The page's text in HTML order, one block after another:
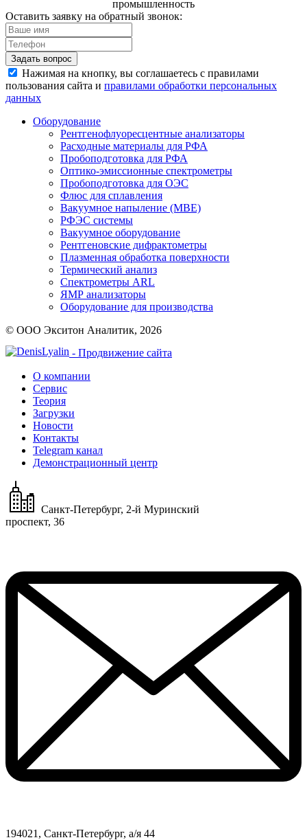
промышленность
Оставить заявку на обратный звонок:
Задать вопрос
Нажимая на кнопку, вы соглашаетесь с правилами
пользования сайта и правилами обработки персональных
данных
Оборудование
Рентгенофлуоресцентные анализаторы
Расходные материалы для РФА
Пробоподготовка для РФА
Оптико-эмиссионные спектрометры
Пробоподготовка для ОЭС
Флюс для сплавления
Вакуумное напыление (MBE)
РФЭС системы
Вакуумное оборудование
Рентгеновские дифрактометры
Плазменная обработка поверхности
Термический анализ
Спектрометры ARL
ЯМР анализаторы
Оборудование для производства
© ООО Экситон Аналитик, 2026
- Продвижение сайта
О компании
Сервис
Теория
Загрузки
Новости
Контакты
Telegram канал
Демонстрационный центр
Санкт-Петербург, 2-й Муринский
проспект, 36
194021, Санкт-Петербург, а/я 44